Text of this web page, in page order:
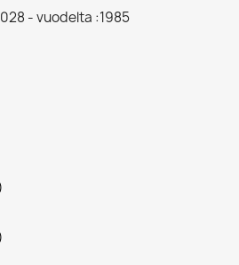
- vuodelta :1985